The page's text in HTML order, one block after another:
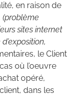
en raison de
(problème
sites internet
le Client
où l’oeuvre
opéré,
dans les